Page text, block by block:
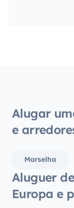
Alugar
e
Marselha
Aluguer
Europa e